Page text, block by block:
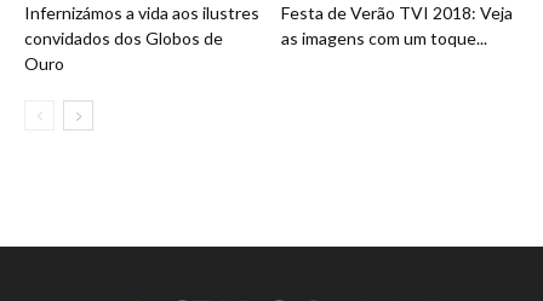
Infernizámos a vida aos ilustres
convidados dos Globos de
Ouro
Festa de Verão TVI 2018: Veja
as imagens com um toque...